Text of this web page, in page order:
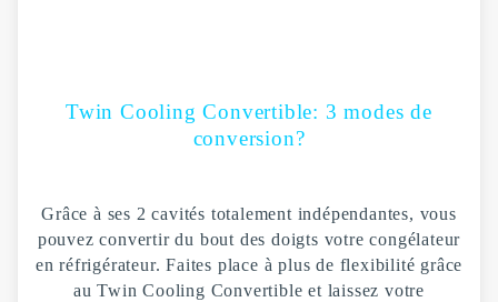
Twin Cooling Convertible: 3 modes de
conversion?
Grâce à ses 2 cavités totalement indépendantes, vous
pouvez convertir du bout des doigts votre congélateur
en réfrigérateur. Faites place à plus de flexibilité grâce
au Twin Cooling Convertible et laissez votre